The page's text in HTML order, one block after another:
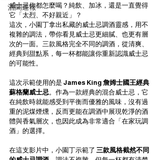
酒聞速報
威士忌你都怎麼喝？純飲、加冰，還是一直覺得
它「太烈、不好親近」？
這次，小園丁拿出私藏的威士忌調酒靈感，用不
複雜的調法，帶你看見威士忌更細膩、也更有層
次的一面。三款風格完全不同的調酒，從清爽、
經典到甜點系，每一杯都能讓你重新認識威士忌
的可能性。
這次示範使用的是 James King 詹姆士國王經典
蘇格蘭威士忌。作為一款經典的混合威士忌，它
在純飲時就能感受到平衡而優雅的風味，沒有過
重的泥煤煙燻，反而更能在調酒中展現乾淨的酒
體與香氣層次，也因此成為非常適合「在家玩調
酒」的選擇。
在這支影片中，小園丁示範了 三款風格截然不同